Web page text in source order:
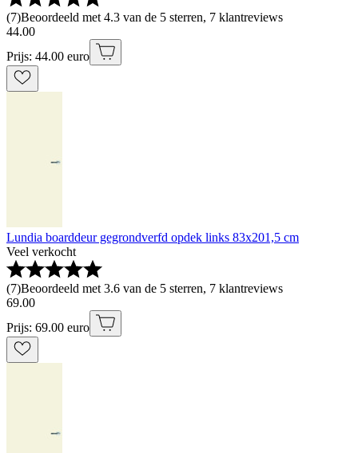
(7)Beoordeeld met 4.3 van de 5 sterren, 7 klantreviews
44.00
Prijs: 44.00 euro
Lundia boarddeur gegrondverfd opdek links 83x201,5 cm
Veel verkocht
(7)Beoordeeld met 3.6 van de 5 sterren, 7 klantreviews
69.00
Prijs: 69.00 euro